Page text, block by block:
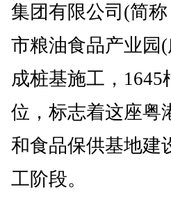
集团有限公司(简
市粮油食品产业园
成桩基施工，
位，标志着这座粤
和食品保供基地建
工阶段。